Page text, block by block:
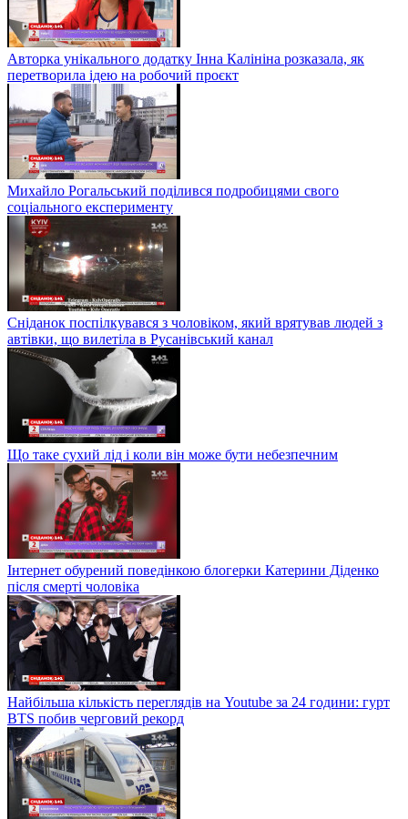
Авторка унікального додатку Інна Калініна розказала, як
перетворила ідею на робочий проєкт
Михайло Рогальський поділився подробицями свого
соціального експерименту
Сніданок поспілкувався з чоловіком, який врятував людей з
автівки, що вилетіла в Русанівський канал
Що таке сухий лід і коли він може бути небезпечним
Інтернет обурений поведінкою блогерки Катерини Діденко
після смерті чоловіка
Найбільша кількість переглядів на Youtube за 24 години: гурт
BTS побив черговий рекорд